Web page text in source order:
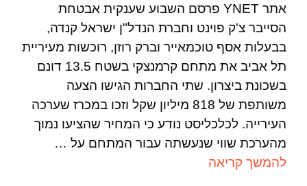
אתר YNET פרסם השבוע שענקית אבטחת
הסייבר צ'ק פוינט וחברת הנדל"ן ישראל קנדה,
בבעלות אסף טוכמאייר וברק רוזן, רוכשות מעיריית
תל אביב את מתחם קרמנצקי בשטח 13.5 דונם
בשכונת ביצרון. שתי החברות הגישו הצעה
משותפת של 818 מיליון שקל וזכו במכרז שערכה
העירייה. לכלכליסט נודע כי המחיר שהציעו נמוך
מהערכת שווי שנעשתה עבור המתחם על …
להמשך קריאה